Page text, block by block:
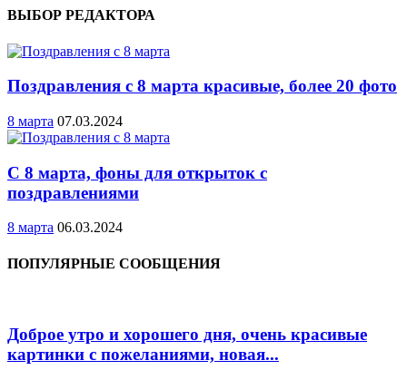
ВЫБОР РЕДАКТОРА
Поздравления с 8 марта красивые, более 20 фото
8 марта 07.03.2024
С 8 марта, фоны для открыток с
поздравлениями
8 марта 06.03.2024
ПОПУЛЯРНЫЕ СООБЩЕНИЯ
Доброе утро и хорошего дня, очень красивые
картинки с пожеланиями, новая...